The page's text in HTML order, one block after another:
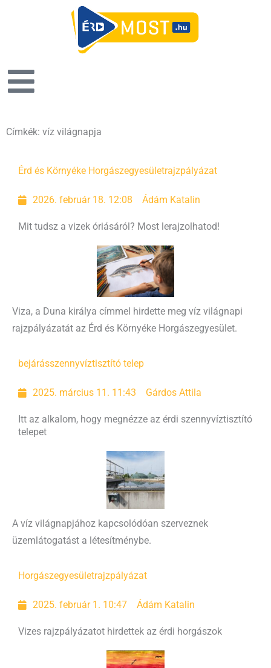
Címkék: víz világnapja
Érd és Környéke Horgászegyesületrajzpályázat
2026. február 18. 12:08 Ádám Katalin
Mit tudsz a vizek óriásáról? Most lerajzolhatod!
Viza, a Duna királya címmel hirdette meg víz világnapi
rajzpályázatát az Érd és Környéke Horgászegyesület.
bejárásszennyvíztisztító telep
2025. március 11. 11:43 Gárdos Attila
Itt az alkalom, hogy megnézze az érdi szennyvíztisztító
telepet
A víz világnapjához kapcsolódóan szerveznek
üzemlátogatást a létesítménybe.
Horgászegyesületrajzpályázat
2025. február 1. 10:47 Ádám Katalin
Vizes rajzpályázatot hirdettek az érdi horgászok